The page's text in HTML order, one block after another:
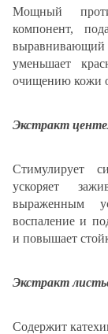
Мощный
компонент,
уменьшает
очищению кожи
Экстракт
Стимулирует
ускоряет
выраженным
воспаление и
и повышает
Экстракт
Содержит